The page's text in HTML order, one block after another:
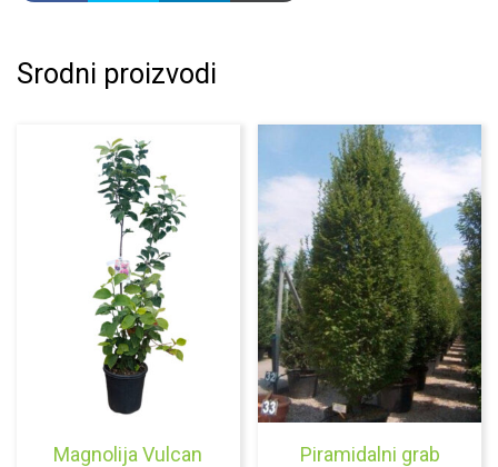
Srodni proizvodi
Magnolija Vulcan Piramidalni grab